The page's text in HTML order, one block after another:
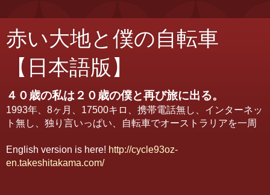
赤い大地と僕の自転車
【日本語版】
４０歳の私は２０歳の僕と再び旅に出る。
1993年、8ヶ月、17500キロ、携帯電話無し、インターネッ
ト無し、独り言いっぱい、自転車でオーストラリアを一周
English version is here! http://cycle93oz-
en.takeshitakama.com/